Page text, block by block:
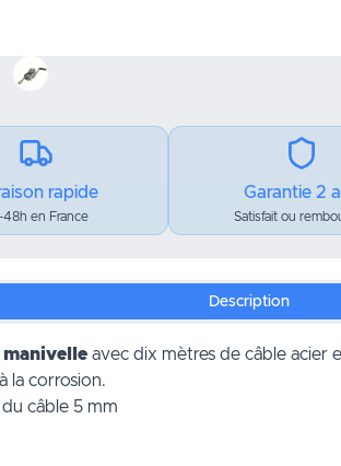
rapide
48h en France
Garantie 2
Satisfait ou
Description
manivelle avec dix mètres de câble acier
la corrosion.
câble 5 mm